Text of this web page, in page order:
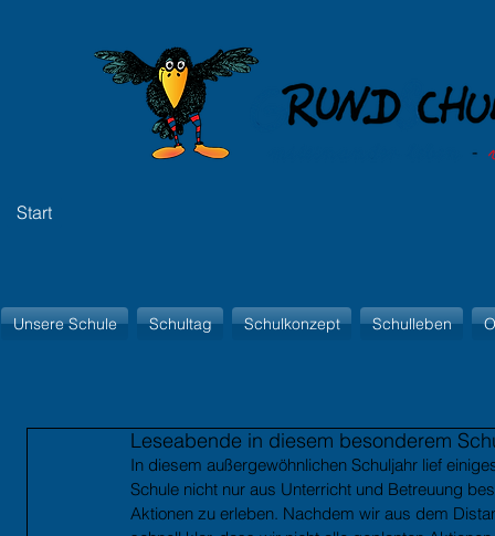
Start
Unsere Schule Schultag Schulkonzept Schulleben
Leseabende in diesem besonderem
In diesem außergewöhnlichen Schuljahr lief
Schule nicht nur aus Unterricht und Betreuung
Aktionen zu erleben. Nachdem wir aus dem